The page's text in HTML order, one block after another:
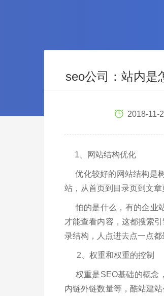
seo公司：站内是
2018-11-
1、网站结构优化
优化较好的网站结构是
站，从首页到目录页到文
怕的是什么，有的企业
才能查看内容，这都搜索
录结构，人点进去点一点
2、权重和权重的控制
权重是SEO基础的概念
内链外链数量等，酷站建